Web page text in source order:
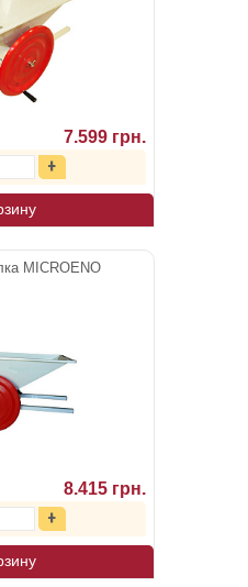
7.599 грн.
MICROENO
8.415 грн.